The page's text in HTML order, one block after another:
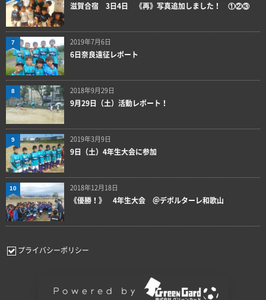
滋賀合宿 3日4日 《再》写真追加しました！ ①②③
2019年7月6日
6日奈良遠征レポート
7
2018年9月29日
9月29日（土）活動レポート！
8
2019年3月9日
9日（土）4年生大会に参加
9
2018年12月18日
《優勝！》 4年生大会 ＠デポルターレ和歌山
10
プライバシーポリシー